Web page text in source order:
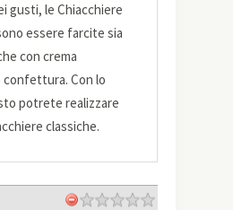
gusti, le Chiacchiere
essere farcite sia
con crema
confettura. Con lo
potrete realizzare
classiche.